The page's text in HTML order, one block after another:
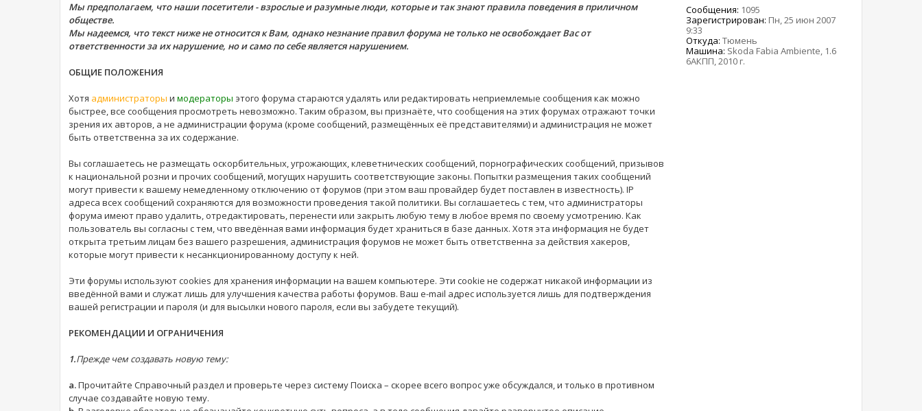
Мы предполагаем, что наши посетители - взрослые и разумные люди, которые и так знают правила поведения в приличном
обществе.
Мы надеемся, что текст ниже не относится к Вам, однако незнание правил форума не только не освобождает Вас от
ответственности за их нарушение, но и само по себе является нарушением.
ОБЩИЕ ПОЛОЖЕНИЯ
Хотя администраторы и модераторы этого форума стараются удалять или редактировать неприемлемые сообщения как можно
быстрее, все сообщения просмотреть невозможно. Таким образом, вы признаёте, что сообщения на этих форумах отражают точки
зрения их авторов, а не администрации форума (кроме сообщений, размещённых её представителями) и администрация не может
быть ответственна за их содержание.
Вы соглашаетесь не размещать оскорбительных, угрожающих, клеветнических сообщений, порнографических сообщений, призывов
к национальной розни и прочих сообщений, могущих нарушить соответствующие законы. Попытки размещения таких сообщений
могут привести к вашему немедленному отключению от форумов (при этом ваш провайдер будет поставлен в известность). IP
адреса всех сообщений сохраняются для возможности проведения такой политики. Вы соглашаетесь с тем, что администраторы
форума имеют право удалить, отредактировать, перенести или закрыть любую тему в любое время по своему усмотрению. Как
пользователь вы согласны с тем, что введённая вами информация будет храниться в базе данных. Хотя эта информация не будет
открыта третьим лицам без вашего разрешения, администрация форумов не может быть ответственна за действия хакеров,
которые могут привести к несанкционированному доступу к ней.
Эти форумы используют cookies для хранения информации на вашем компьютере. Эти cookie не содержат никакой информации из
введённой вами и служат лишь для улучшения качества работы форумов. Ваш e-mail адрес используется лишь для подтверждения
вашей регистрации и пароля (и для высылки нового пароля, если вы забудете текущий).
РЕКОМЕНДАЦИИ И ОГРАНИЧЕНИЯ
1.Прежде чем создавать новую тему:
a.Прочитайте Справочный раздел и проверьте через систему Поиска – скорее всего вопрос уже обсуждался, и только в противном
случае создавайте новую тему.
Сообщения: 1095
Зарегистрирован: Пн, 25 июн 2007
9:33
Откуда: Тюмень
Машина: Skoda Fabia Ambiente, 1.6
6АКПП, 2010 г.